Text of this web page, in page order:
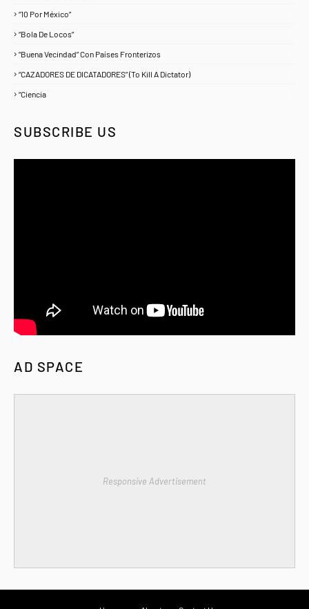
“10 Por México”
“Bola De Locos”
“Buena Vecindad” Con Países Fronterizos
“CAZADORES DE DICATADORES” (To Kill A Dictator)
“Ciencia
SUBSCRIBE US
AD SPACE
Responsive Advertisement